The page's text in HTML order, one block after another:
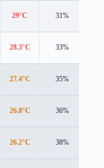
29°C 31%
28.3°C 33%
27.4°C 35%
26.8°C 36%
26.2°C 38%